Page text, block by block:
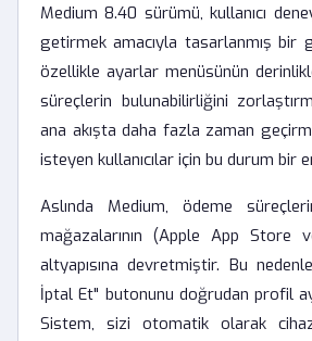
Medium 8.40 sürümü, kullanıcı
getirmek amacıyla tasarlanmış bir
özellikle ayarlar menüsünün
süreçlerin bulunabilirliğini
ana akışta daha fazla zaman
isteyen kullanıcılar için bu durum bir
Aslında Medium, ödeme
mağazalarının (Apple App
altyapısına devretmiştir. Bu
İptal Et" butonunu doğrudan profil
Sistem, sizi otomatik olarak